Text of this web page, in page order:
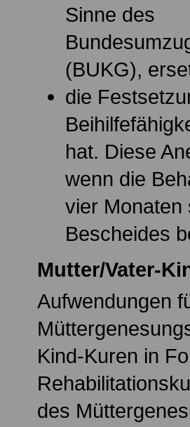
Sinne des
(BUKG),
die
hat. Diese
wenn die
vier Monaten
Bescheides
Mutter/Vater-
Aufwendungen
Kind-Kuren in
des